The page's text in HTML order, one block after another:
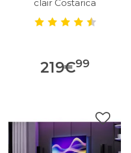
clair Costarica
219€99